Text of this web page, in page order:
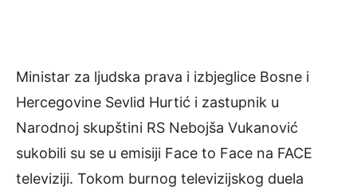
Ministar za ljudska prava i izbjeglice Bosne i
Hercegovine Sevlid Hurtić i zastupnik u
Narodnoj skupštini RS Nebojša Vukanović
sukobili su se u emisiji Face to Face na FACE
televiziji. Tokom burnog televizijskog duela